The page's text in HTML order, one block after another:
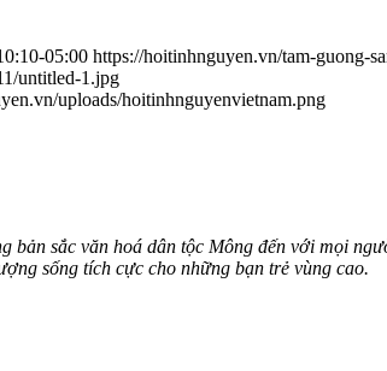
05:00 https://hoitinhnguyen.vn/tam-guong-
untitled-1.jpg
uploads/hoitinhnguyenvietnam.png
bản sắc văn hoá dân tộc Mông đến với mọi
sống tích cực cho những bạn trẻ vùng cao.